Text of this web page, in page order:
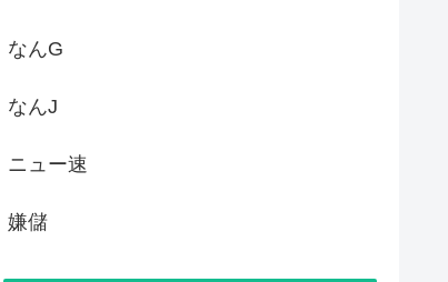
なんG
なんJ
ニュー速
嫌儲